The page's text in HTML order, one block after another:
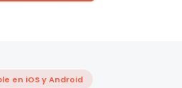
en iOS y Android